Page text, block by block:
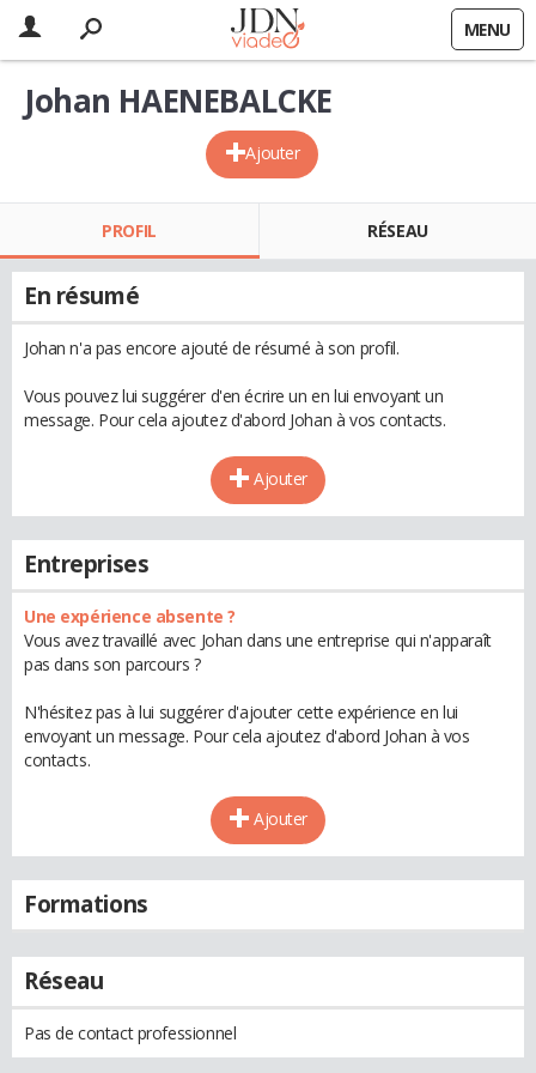
MENU
Ajouter
Johan HAENEBALCKE
PROFIL RÉSEAU
En résumé
Johan n'a pas encore ajouté de résumé à son profil.
Vous pouvez lui suggérer d'en écrire un en lui envoyant un
message. Pour cela ajoutez d'abord Johan à vos contacts.
Ajouter
Entreprises
Une expérience absente ?
Vous avez travaillé avec Johan dans une entreprise qui n'apparaît
pas dans son parcours ?
N'hésitez pas à lui suggérer d'ajouter cette expérience en lui
envoyant un message. Pour cela ajoutez d'abord Johan à vos
contacts.
Ajouter
Formations
Réseau
Pas de contact professionnel